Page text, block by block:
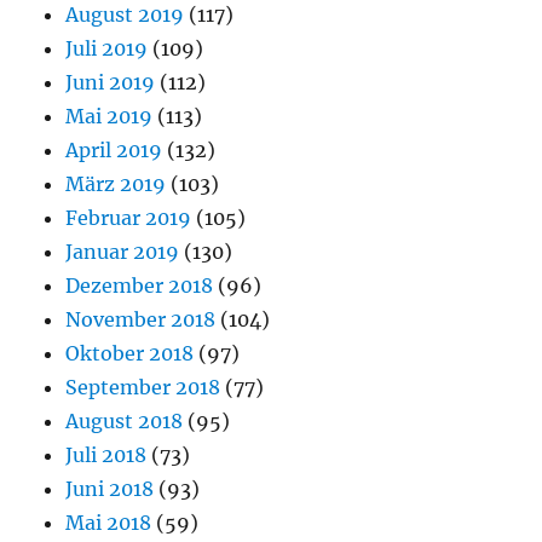
August 2019 (117)
Juli 2019 (109)
Juni 2019 (112)
Mai 2019 (113)
April 2019 (132)
März 2019 (103)
Februar 2019 (105)
Januar 2019 (130)
Dezember 2018 (96)
November 2018 (104)
Oktober 2018 (97)
September 2018 (77)
August 2018 (95)
Juli 2018 (73)
Juni 2018 (93)
Mai 2018 (59)